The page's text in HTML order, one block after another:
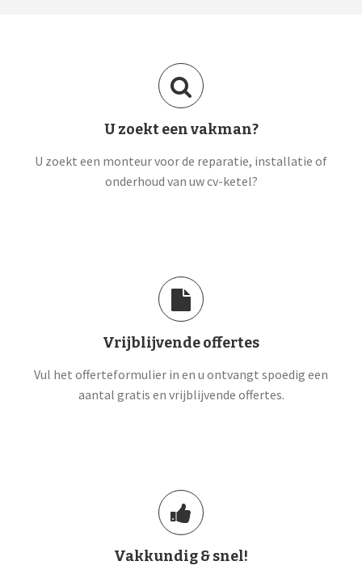
U zoekt een vakman?
U zoekt een monteur voor de reparatie, installatie of
onderhoud van uw cv-ketel?
Vrijblijvende offertes
Vul het offerteformulier in en u ontvangt spoedig een
aantal gratis en vrijblijvende offertes.
Vakkundig & snel!